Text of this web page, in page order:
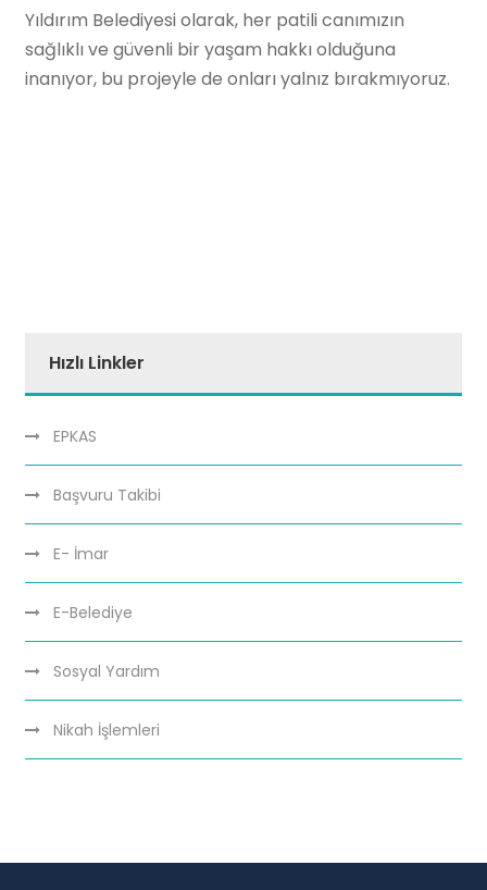
Yıldırım Belediyesi olarak, her patili canımızın
sağlıklı ve güvenli bir yaşam hakkı olduğuna
inanıyor, bu projeyle de onları yalnız bırakmıyoruz.
Hızlı Linkler
EPKAS
Başvuru Takibi
E- İmar
E-Belediye
Sosyal Yardım
Nikah İşlemleri